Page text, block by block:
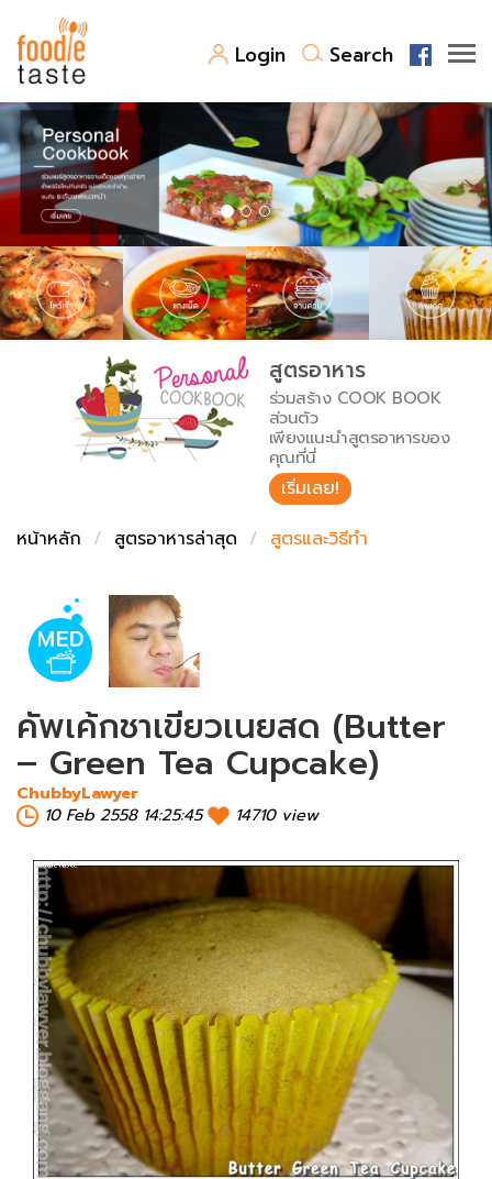
Login Search
สูตรอาหาร
สูตรอาหารล่าสุด
Top Foodie
พาไปชิม
สารพันก้นครัว
เคล็ดลับน่ารู้
เปรียบเทียบหน่วยการตวง
เปรียบเทียบอุณหภูมิ
เปรียบเทียบน้ำหนักวัตถุดิบ
FoodPedia
สร้าง Cookbook
สูตรอาหาร
ร่วมสร้าง COOK BOOK
ส่วนตัว
เพียงแนะนำสูตรอาหารของ
คุณที่นี่
เริ่มเลย!
หน้าหลัก
สูตรอาหารล่าสุด สูตรและวิธีทำ
คัพเค้กชาเขียวเนยสด (Butter
– Green Tea Cupcake)
ChubbyLawyer
10 Feb 2558 14:25:45
14710 view